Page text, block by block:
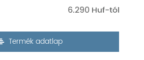
6.290
Termék adatlap